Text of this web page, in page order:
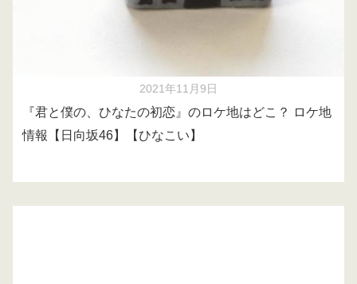
2021年11月9日
『君と僕の、ひなたの初恋』のロケ地はどこ？ ロケ地
情報【日向坂46】【ひなこい】